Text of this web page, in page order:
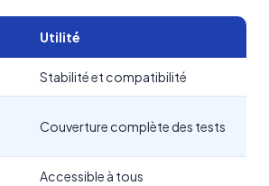
Utilité
Stabilité et compatibilité
Couverture complète des tests
Accessible à tous